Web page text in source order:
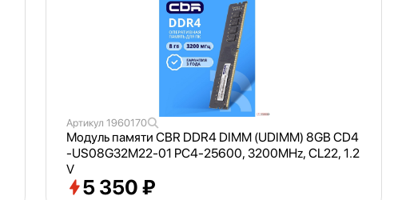
Артикул 1960170
Модуль памяти CBR DDR4 DIMM (UDIMM) 8GB CD4
-US08G32M22-01 PC4-25600, 3200MHz, CL22, 1.2
V
5 350 ₽